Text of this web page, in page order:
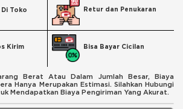
Toko Retur dan Penukaran
Kirim Bisa Bayar Cicilan
Berat Atau Dalam Jumlah Besar, Biaya
Hanya Merupakan Estimasi. Silahkan Hubungi
Mendapatkan Biaya Pengiriman Yang Akurat.